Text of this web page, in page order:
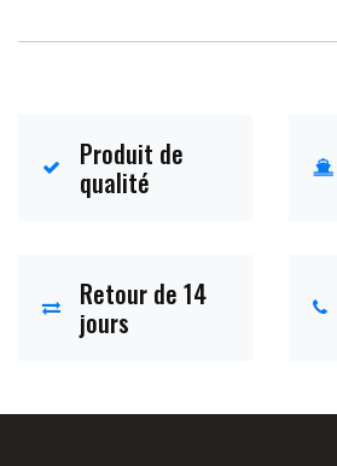
Produit de
qualité
Retour de 14
jours